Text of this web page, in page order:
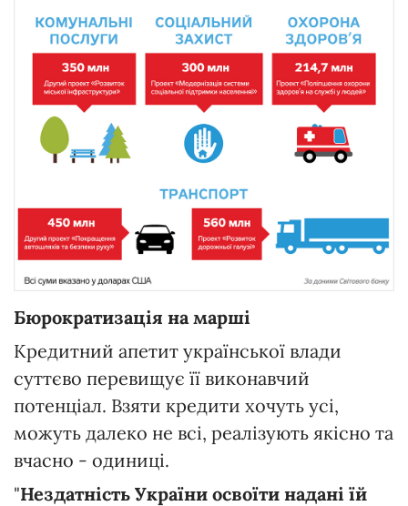
Бюрократизація на марші
Кредитний апетит української влади
суттєво перевищує її виконавчий
потенціал. Взяти кредити хочуть усі,
можуть далеко не всі, реалізують якісно та
вчасно - одиниці.
"Нездатність України освоїти надані їй